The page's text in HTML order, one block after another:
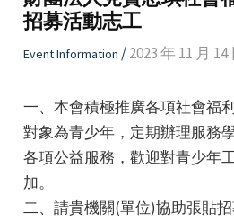
招募活動志工
Event Information /2023 年 11 月 14
一、本會積極推廣各項社會福
對象為青少年，定期辦理服務
各項公益服務，歡迎對青少年
加。
二、請貴機關(單位)協助張貼